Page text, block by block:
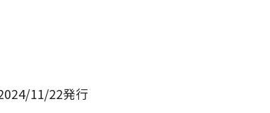
11/22発行